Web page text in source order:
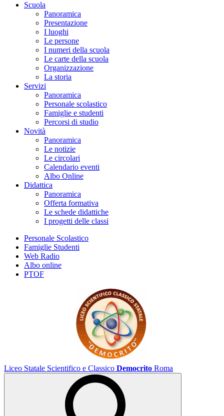
Scuola
Panoramica
Presentazione
I luoghi
Le persone
I numeri della scuola
Le carte della scuola
Organizzazione
La storia
Servizi
Panoramica
Personale scolastico
Famiglie e studenti
Percorsi di studio
Novità
Panoramica
Le notizie
Le circolari
Calendario eventi
Albo Online
Didattica
Panoramica
Offerta formativa
Le schede didattiche
I progetti delle classi
Personale Scolastico
Famiglie Studenti
Web Radio
Albo online
PTOF
Liceo Statale Scientifico e Classico Democrito Roma